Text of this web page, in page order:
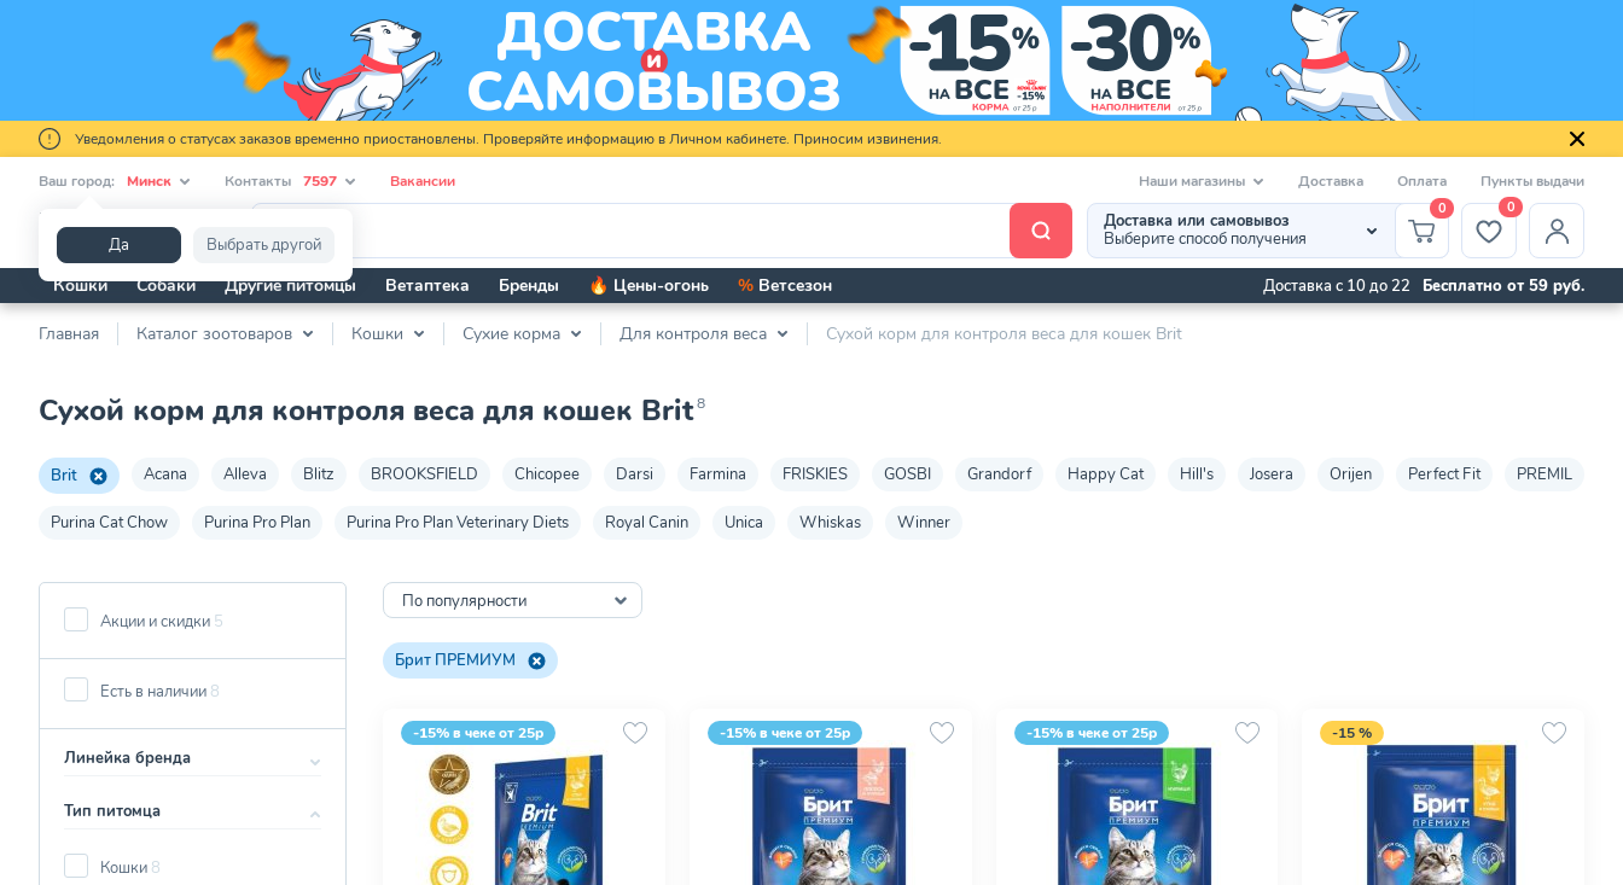
Уведомления о статусах заказов временно приостановлены. Проверяйте информацию в Личном кабинете. Приносим извинения.
Ваш город: Минск
Да Выбрать другой
Контакты 7597 Вакансии Наши магазины Доставка Оплата Пункты выдачи
Доставка или самовывоз
Выберите способ получения
0 0
Кошки Собаки Другие питомцы Ветаптека Бренды 🔥 Цены-огонь % Ветсезон Доставка с 10 до 22 Бесплатно от 59 руб.
Главная Каталог зоотоваров Кошки Сухие корма Для контроля веса Сухой корм для контроля веса для кошек Brit
Сухой корм для контроля веса для кошек Brit8
Brit Acana Alleva Blitz BROOKSFIELD Chicopee Darsi Farmina FRISKIES GOSBI Grandorf Happy Cat Hill's Josera Orijen Perfect Fit PREMIL
Purina Cat Chow Purina Pro Plan Purina Pro Plan Veterinary Diets Royal Canin Unica Whiskas Winner
Акции и скидки 5
Есть в наличии 8
Линейка бренда
Тип питомца
Кошки 8
По популярности
Брит ПРЕМИУМ
-15% в чеке от 25р -15% в чеке от 25р -15% в чеке от 25р -15 %